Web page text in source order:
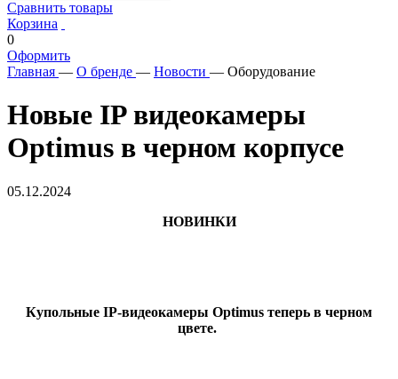
Сравнить товары
Корзина
0
Оформить
Главная — О бренде — Новости — Оборудование
Новые IP видеокамеры
Optimus в черном корпусе
05.12.2024
НОВИНКИ
Купольные IP-видеокамеры Optimus теперь в черном
цвете.